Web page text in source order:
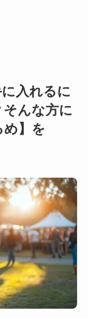
入れるに
んな方に
】を